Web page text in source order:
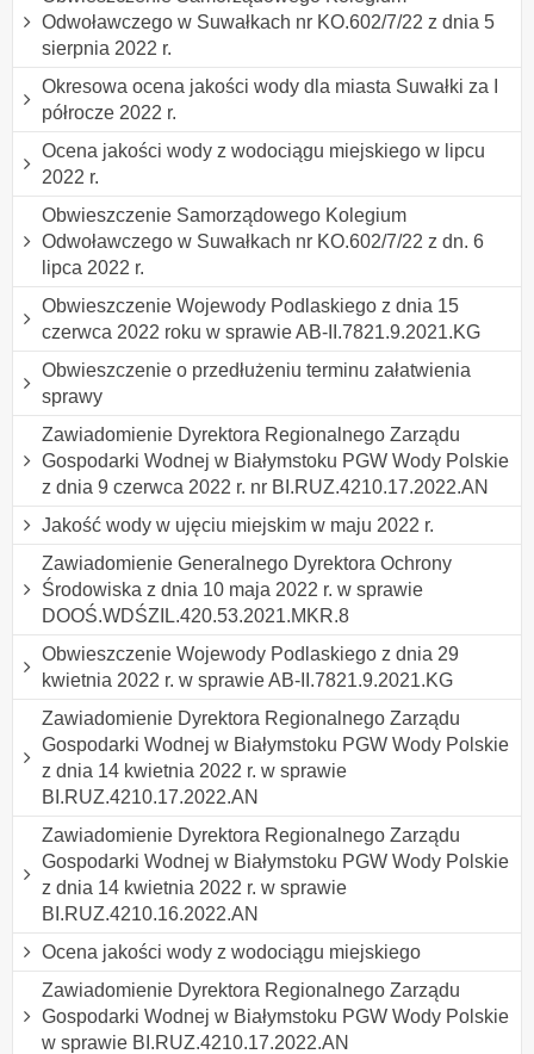
Odwoławczego w Suwałkach nr KO.602/7/22 z dnia 5
sierpnia 2022 r.
Okresowa ocena jakości wody dla miasta Suwałki za I
półrocze 2022 r.
Ocena jakości wody z wodociągu miejskiego w lipcu
2022 r.
Obwieszczenie Samorządowego Kolegium
Odwoławczego w Suwałkach nr KO.602/7/22 z dn. 6
lipca 2022 r.
Obwieszczenie Wojewody Podlaskiego z dnia 15
czerwca 2022 roku w sprawie AB-II.7821.9.2021.KG
Obwieszczenie o przedłużeniu terminu załatwienia
sprawy
Zawiadomienie Dyrektora Regionalnego Zarządu
Gospodarki Wodnej w Białymstoku PGW Wody Polskie
z dnia 9 czerwca 2022 r. nr BI.RUZ.4210.17.2022.AN
Jakość wody w ujęciu miejskim w maju 2022 r.
Zawiadomienie Generalnego Dyrektora Ochrony
Środowiska z dnia 10 maja 2022 r. w sprawie
DOOŚ.WDŚZIL.420.53.2021.MKR.8
Obwieszczenie Wojewody Podlaskiego z dnia 29
kwietnia 2022 r. w sprawie AB-II.7821.9.2021.KG
Zawiadomienie Dyrektora Regionalnego Zarządu
Gospodarki Wodnej w Białymstoku PGW Wody Polskie
z dnia 14 kwietnia 2022 r. w sprawie
BI.RUZ.4210.17.2022.AN
Zawiadomienie Dyrektora Regionalnego Zarządu
Gospodarki Wodnej w Białymstoku PGW Wody Polskie
z dnia 14 kwietnia 2022 r. w sprawie
BI.RUZ.4210.16.2022.AN
Ocena jakości wody z wodociągu miejskiego
Zawiadomienie Dyrektora Regionalnego Zarządu
Gospodarki Wodnej w Białymstoku PGW Wody Polskie
w sprawie BI.RUZ.4210.17.2022.AN